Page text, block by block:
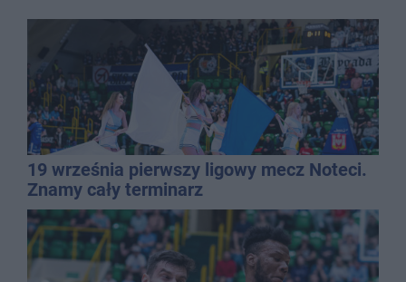
19 września pierwszy ligowy mecz Noteci.
Znamy cały terminarz